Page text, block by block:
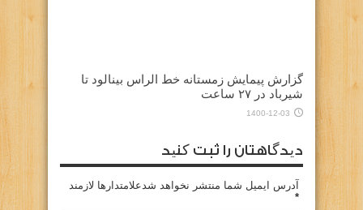
گزارش پیمایش زمستانه خط الراس بینالود تا
شیرباد در ۲۷ ساعت
1400-12-03
دیدگاهتان را ثبت کنید
آدرس ایمیل شما منتشر نخواهد شدعلامتدارها لازمند
*